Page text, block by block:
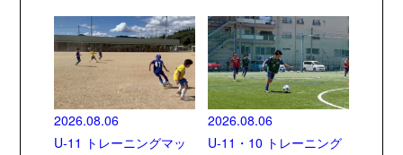
2026.08.06
U-11 トレーニングマッ
2026.08.06
U-11・10 トレーニング